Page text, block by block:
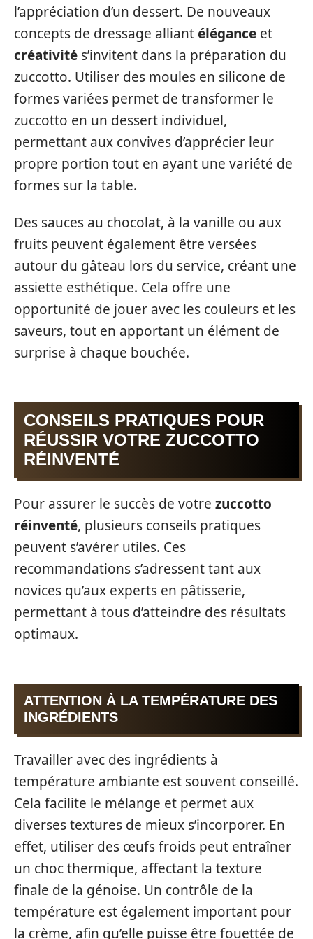
l’appréciation d’un dessert. De nouveaux
concepts de dressage alliantélégance et
créativité s’invitent dans la préparation du
zuccotto. Utiliser des moules en silicone de
formes variées permet de transformer le
zuccotto en un dessert individuel,
permettant aux convives d’apprécier leur
propre portion tout en ayant une variété de
formes sur la table.
Des sauces au chocolat, à la vanille ou aux
fruits peuvent également être versées
autour du gâteau lors du service, créant une
assiette esthétique. Cela offre une
opportunité de jouer avec les couleurs et les
saveurs, tout en apportant un élément de
surprise à chaque bouchée.
CONSEILS PRATIQUES POUR
RÉUSSIR VOTRE ZUCCOTTO
RÉINVENTÉ
Pour assurer le succès de votre zuccotto
réinventé, plusieurs conseils pratiques
peuvent s’avérer utiles. Ces
recommandations s’adressent tant aux
novices qu’aux experts en pâtisserie,
permettant à tous d’atteindre des résultats
optimaux.
ATTENTION À LA TEMPÉRATURE DES
INGRÉDIENTS
Travailler avec des ingrédients à
température ambiante est souvent conseillé.
Cela facilite le mélange et permet aux
diverses textures de mieux s’incorporer. En
effet, utiliser des œufs froids peut entraîner
un choc thermique, affectant la texture
finale de la génoise. Un contrôle de la
température est également important pour
la crème, afin qu’elle puisse être fouettée de